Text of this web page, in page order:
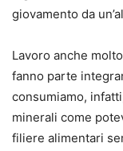
giovamento da
Lavoro anche
fanno parte
consumiamo,
minerali come
filiere alimentari